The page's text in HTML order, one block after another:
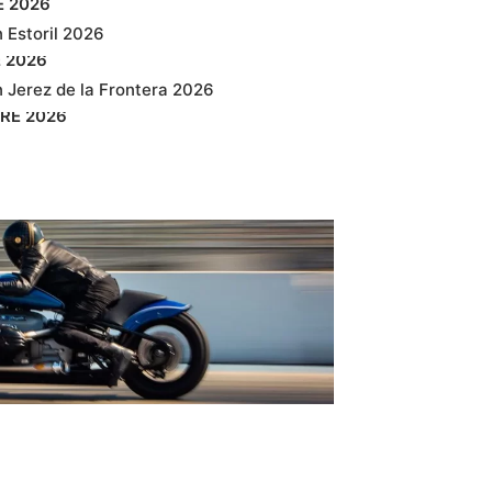
Estoril 2026
2026
Jerez de la Frontera 2026
2026